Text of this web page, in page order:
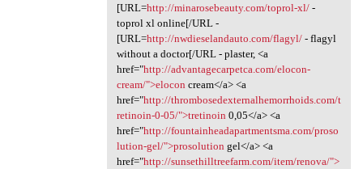
[URL=http://minarosebeauty.com/toprol-xl/-
toprol xl online[/URL -
[URL=http://nwdieselandauto.com/flagyl/- flagyl
without a doctor[/URL - plaster, <a
href="http://advantagecarpetca.com/elocon-
cream/">elocon cream</a> <a
href="http://thrombosedexternalhemorrhoids.com/t
retinoin-0-05/">tretinoin 0,05</a> <a
href="http://fountainheadapartmentsma.com/proso
lution-gel/">prosolution gel</a> <a
href="http://sunsethilltreefarm.com/item/renova/">